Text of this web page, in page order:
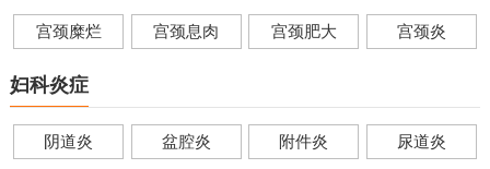
宫颈糜烂 宫颈息肉 宫颈肥大 宫颈炎
妇科炎症
阴道炎 盆腔炎 附件炎 尿道炎